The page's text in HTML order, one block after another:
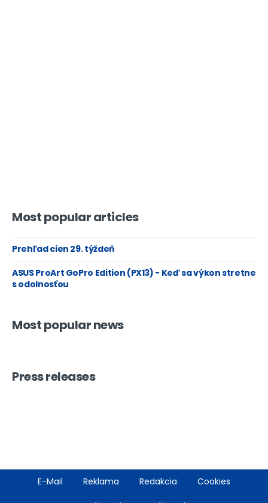
Most popular articles
Prehľad cien 29. týždeň
ASUS ProArt GoPro Edition (PX13) - Keď sa výkon stretne
s odolnosťou
Most popular news
Press releases
FooterE-Mail Reklama Redakcia Cookies